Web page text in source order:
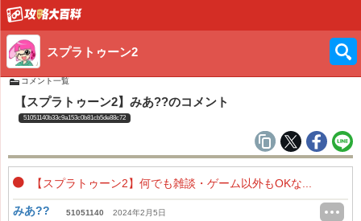
スプラトゥーン2
コメント一覧
【スプラトゥーン2】みあ??のコメント
51051140b33c9a153c0b81cb5de88c72
【スプラトゥーン2】何でも雑談・ゲーム以外もOKな...
みあ?? 51051140 2024年2月5日